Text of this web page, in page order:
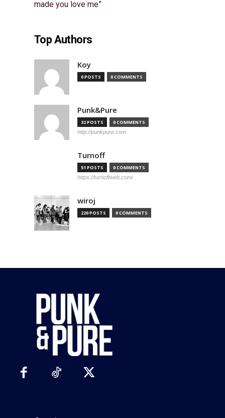
made you love me”
Top Authors
Koy
0 POSTS 0 COMMENTS
Punk&Pure
32 POSTS 0 COMMENTS
http://punkpure.com
Turnoff
51 POSTS 0 COMMENTS
https://turnoffweb.com/
wiroj
220 POSTS 0 COMMENTS